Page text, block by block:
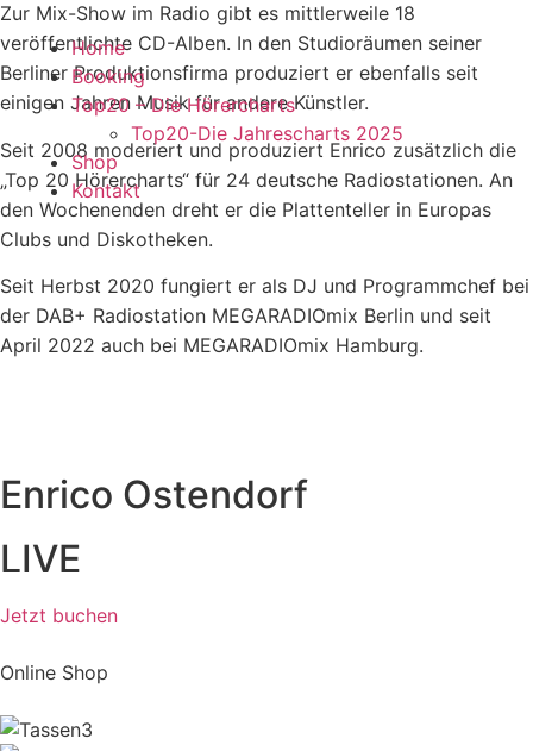
Home
Booking
Top20 – Die Hörercharts
Top20-Die Jahrescharts 2025
Shop
Kontakt
Zur Mix-Show im Radio gibt es mittlerweile 18
veröffentlichte CD-Alben. In den Studioräumen seiner
Berliner Produktionsfirma produziert er ebenfalls seit
einigen Jahren Musik für andere Künstler.
Seit 2008 moderiert und produziert Enrico zusätzlich die
„Top 20 Hörercharts“ für 24 deutsche Radiostationen. An
den Wochenenden dreht er die Plattenteller in Europas
Clubs und Diskotheken.
Seit Herbst 2020 fungiert er als DJ und Programmchef bei
der DAB+ Radiostation MEGARADIOmix Berlin und seit
April 2022 auch bei MEGARADIOmix Hamburg.
Enrico Ostendorf
LIVE
Jetzt buchen
Online Shop